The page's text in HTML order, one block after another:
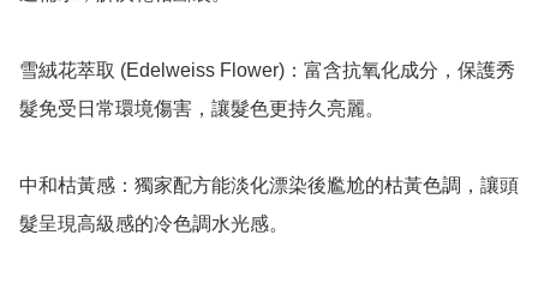
雪絨花萃取 (Edelweiss Flower)：富含抗氧化成分，保護秀
髮免受日常環境傷害，讓髮色更持久亮麗。
中和枯黃感：獨家配方能淡化漂染後尷尬的枯黃色調，讓頭
髮呈現高級感的冷色調水光感。